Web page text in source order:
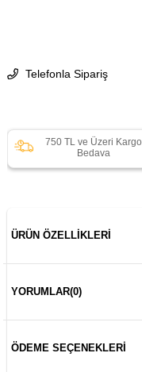
Telefonla Sipariş
750 TL ve Üzeri Kargo
Bedava
ÜRÜN ÖZELLIKLERI
YORUMLAR(0)
ÖDEME SEÇENEKLERI